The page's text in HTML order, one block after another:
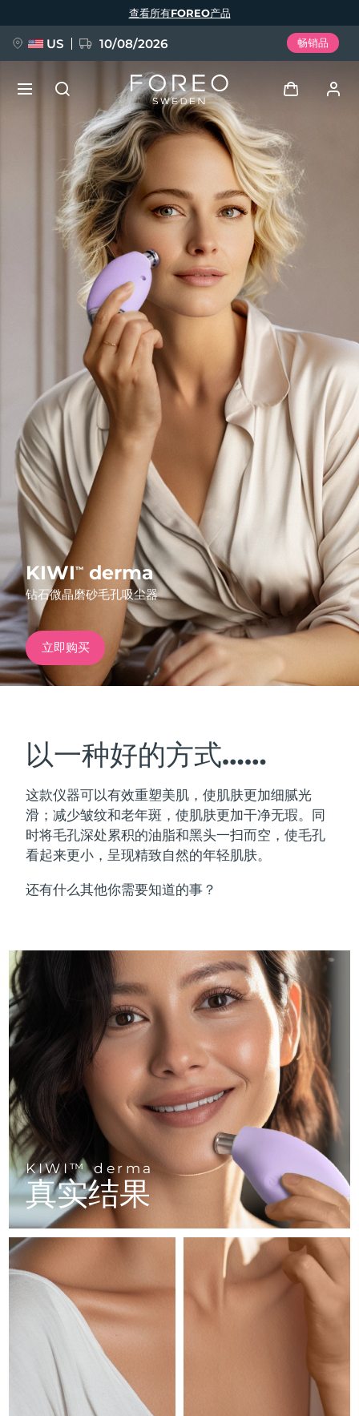
KIWI™ derma
钻石微晶磨砂毛孔吸尘器
立即购买
以一种好的方式……
这款仪器可以有效重塑美肌，使肌肤更加细腻光
滑；减少皱纹和老年斑，使肌肤更加干净无瑕。同
时将毛孔深处累积的油脂和黑头一扫而空，使毛孔
看起来更小，呈现精致自然的年轻肌肤。
还有什么其他你需要知道的事？
KIWI™ derma
真实结果
查看所有FOREO产品
US 10/08/2026 畅销品
用户信息
我的设备
我的订单
我的订阅
FAQ™ Pure Beauty-Tech Elixir
BREAKING NEWS
issa™ Teeth Whitening Set
FAQ™ Dual LED Panel
热门产品
特别优惠 畅销产品
红光疗法
面部清洁
LUNA™ 4 套装
Anti-aging massage
LUNA™ 4 Men
For men, anti-aging massage
LUNA™ 4 mini
For young skin, T-zone
LUNA™ 4 go
For travel or gym bag
LUNA™ 护肤
Premium cleansers & balm
LUNA™ 设备
All facial cleansing devices
紧致提拉
BEAR™ 2 套装
Microcurrent toning
BEAR™ 2 eyes & lips
Microcurrent line smoothing device
面部提拉护理
Premium anti-aging skincare
BEAR™ 设备
All premium facelift devices
Deep facial hydration
UFO™ 3 LED
Near-infrared and red light therapy
device
UFO™ 3 mini
Red light therapy device for young skin
UFO™ 3 go
Portable red light therapy
Rejuvenation & hydration
UFO™ 设备
All deep facial hydration devices
Hybrid silicone sonic toothbrush
issa™ 4 plus
Smart hybrid silicone sonic toothbrush
issa™ 4 smile
Hybrid silicone sonic toothbrush
issa™ 4 baby
For ages 0-3
issa™ Teeth Whitening Set
Dual LED + sonic device & 18% PAP gel
ISSA™ 设备
All silicone sonic toothbrushes
FAQ™ 抗老护理
抗老
FAQ™ 101
Clinical anti-aging
FAQ™ 102
Advanced clinical anti-aging
FAQ™ 103
Luxurious clinical anti-aging set
FAQ™ P1 Primer
Manuka honey primer
FAQ™护肤品
LED治疗
NEW
FAQ™ 201
LED mask
FAQ™ 202
LED mask
FAQ™ 211
Anti-aging neck & décolleté LED mask
FAQ™ 221
Anti-aging LED hand mask
FAQ™护肤品
生发
FAQ™ 301
LED hair strengthening scalp massager
FAQ™ Scalp Serum
Scalp recovery probiotic serum
FAQ™护肤品
All FAQ™ skincare
肌肤年轻化
NEW
FAQ™ 501
Full-Spectrum Red Light Therapy
Full-Spectrum Red Light Therapy
FAQ™ Red Light Serum
保健品
NEW
专业治疗
English Deutsch
Español
Français
Italiano
Português
Svenska
Русский
简体中文 繁體中文
发货国家
美国 预计送达日期10/08/2026
英国 预计送达日期 09/08/2026
西班牙 预计送达日期 09/08/2026
澳大利亚 预计送达日期 12/08/2026
法国 预计送达日期 09/08/2026
德国 预计送达日期09/08/2026
加拿大 预计送达日期13/08/2026
奥地利 预计送达日期
比利时 预计送达日期09/08/2026
百慕大 预计送达日期
波斯尼亚和黑塞哥维那 预计送达日期
保加利亚 预计送达日期09/08/2026
加拿大 预计送达日期13/08/2026
智利 预计送达日期 13/08/2026
中国 预计送达日期 09/08/2026
哥伦比亚 预计送达日期13/08/2026
克罗地亚 预计送达日期 09/08/2026
塞浦路斯 预计送达日期10/08/2026
捷克 预计送达日期09/08/2026
丹麦 预计送达日期 09/08/2026
爱沙尼亚 预计送达日期 09/08/2026
09/08/2026